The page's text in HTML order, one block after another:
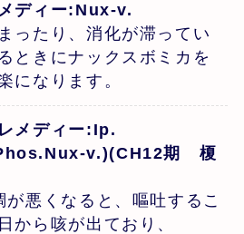
ディー:Nux-v.
ったり、消化が滞ってい
ときにナックスボミカを
になります。
メディー:Ip.
v.)(CH12期 榎
が悪くなると、嘔吐するこ
から咳が出ており、